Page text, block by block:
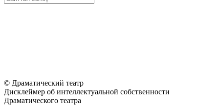
© Драматический театр
Дисклеймер об интеллектуальной собственности
Драматического театра